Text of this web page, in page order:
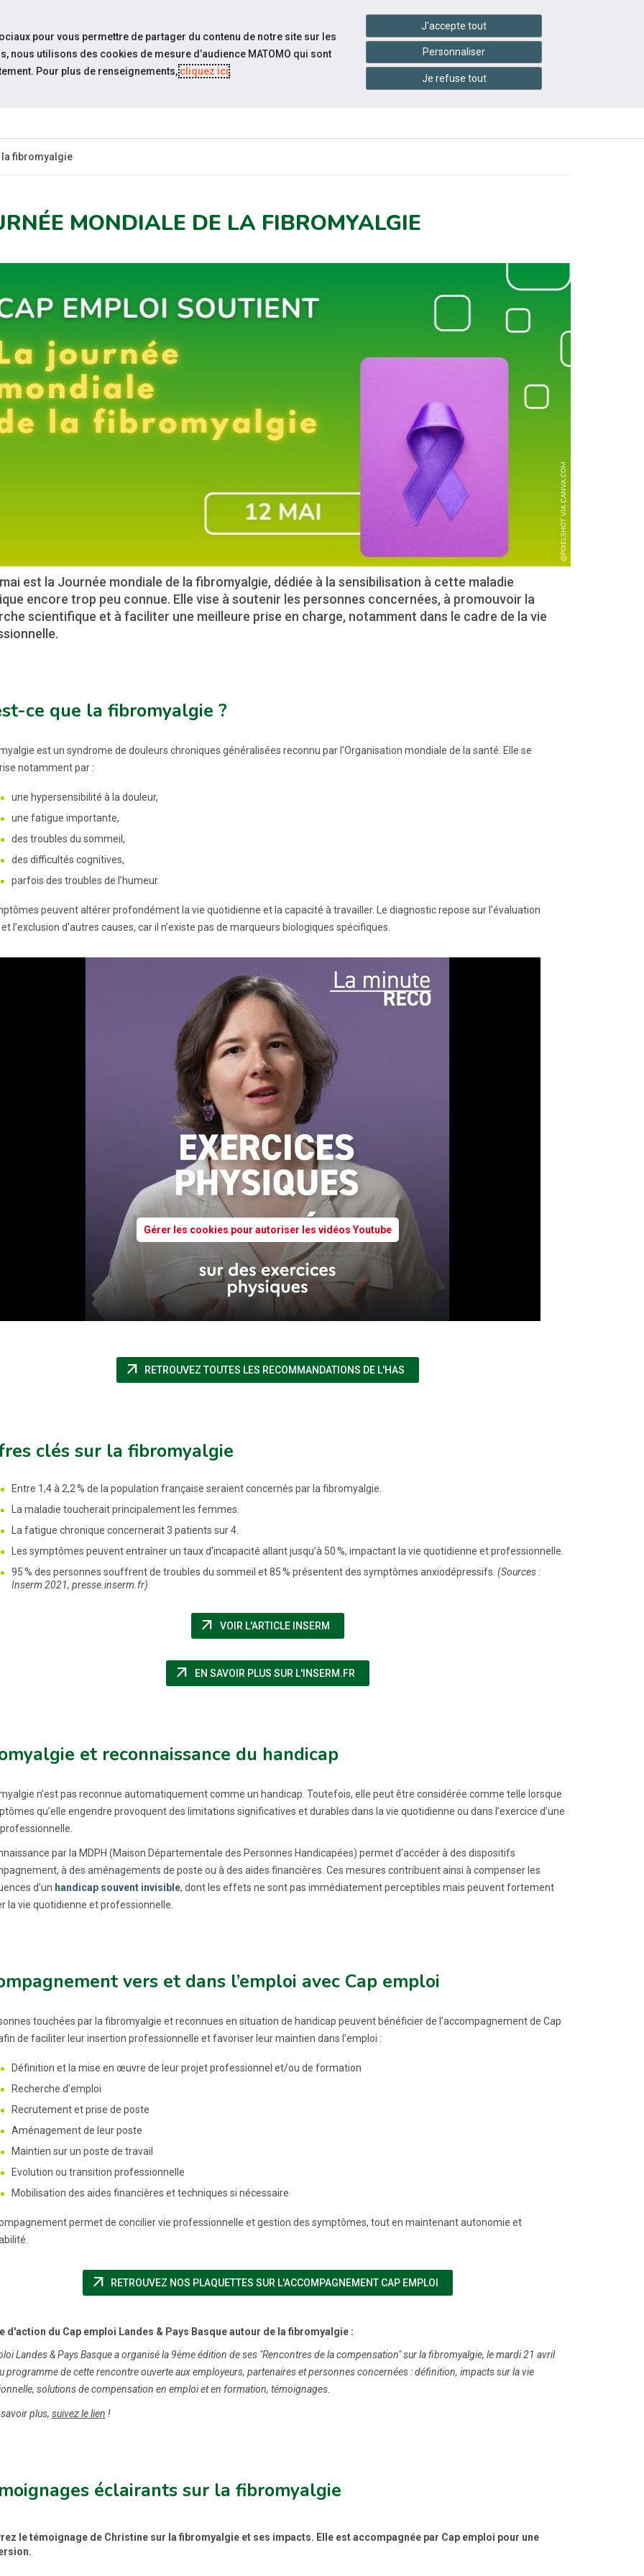
Accessibilité handshake Services en ligne
ESPACE
RESSOURCES
INFOS
PRATIQUES
NOUS
fibromyalgie
MONDIALE DE LA FIBROMYALGIE
est la Journée mondiale de la fibromyalgie, dédiée à la sensibilisation à cette maladie
encore trop peu connue. Elle vise à soutenir les personnes concernées, à promouvoir la
scientifique et à faciliter une meilleure prise en charge, notamment dans le cadre de la vie
ce que la fibromyalgie ?
est un syndrome de douleurs chroniques généralisées reconnu par l’Organisation mondiale de la santé. Elle se
notamment par :
une hypersensibilité à la douleur,
une fatigue importante,
des troubles du sommeil,
des difficultés cognitives,
parfois des troubles de l’humeur.
peuvent altérer profondément la vie quotidienne et la capacité à travailler. Le diagnostic repose sur l’évaluation
l’exclusion d’autres causes, car il n’existe pas de marqueurs biologiques spécifiques.
Gérer les cookies pour autoriser les vidéos Youtube
arrow_outward RETROUVEZ TOUTES LES RECOMMANDATIONS DE L'HAS
clés sur la fibromyalgie
Entre 1,4 à 2,2 % de la population française seraient concernés par la fibromyalgie.
La maladie toucherait principalement les femmes.
La fatigue chronique concernerait 3 patients sur 4.
Les symptômes peuvent entraîner un taux d’incapacité allant jusqu’à 50 %, impactant la vie quotidienne et professionnelle.
95 % des personnes souffrent de troubles du sommeil et 85 % présentent des symptômes anxiodépressifs. (Sources :
Inserm 2021, presse.inserm.fr)
arrow_outward VOIR L'ARTICLE INSERM(NOUVELLE FENÊTRE)
arrow_outward EN SAVOIR PLUS SUR L'INSERM.FR(NOUVELLE FENÊTRE)
et reconnaissance du handicap
n’est pas reconnue automatiquement comme un handicap. Toutefois, elle peut être considérée comme telle lorsque
qu’elle engendre provoquent des limitations significatives et durables dans la vie quotidienne ou dans l’exercice d’une
par la MDPH (Maison Départementale des Personnes Handicapées) permet d’accéder à des dispositifs
à des aménagements de poste ou à des aides financières. Ces mesures contribuent ainsi à compenser les
d’un handicap souvent invisible, dont les effets ne sont pas immédiatement perceptibles mais peuvent fortement
la vie quotidienne et professionnelle.
vers et dans l’emploi avec Cap emploi
touchées par la fibromyalgie et reconnues en situation de handicap peuvent bénéficier de l’accompagnement de Cap
de faciliter leur insertion professionnelle et favoriser leur maintien dans l’emploi :
Définition et la mise en œuvre de leur projet professionnel et/ou de formation
Recherche d’emploi
Recrutement et prise de poste
Aménagement de leur poste
Maintien sur un poste de travail
Evolution ou transition professionnelle
Mobilisation des aides financières et techniques si nécessaire
permet de concilier vie professionnelle et gestion des symptômes, tout en maintenant autonomie et
arrow_outward RETROUVEZ NOS PLAQUETTES SUR L'ACCOMPAGNEMENT CAP EMPLOI
d'action du Cap emploi Landes & Pays Basque autour de la fibromyalgie :
Landes & Pays Basque a organisé la 9ème édition de ses "Rencontres de la compensation" sur la fibromyalgie, le mardi 21 avril
programme de cette rencontre ouverte aux employeurs, partenaires et personnes concernées : définition, impacts sur la vie
solutions de compensation en emploi et en formation, témoignages.
plus, suivez le lien !
éclairants sur la fibromyalgie
le témoignage de Christine sur la fibromyalgie et ses impacts. Elle est accompagnée par Cap emploi pour une
pour vous permettre de partager du contenu de notre site sur les
nous utilisons des cookies de mesure d’audience MATOMO qui sont
Pour plus de renseignements,cliquez ici.
J'accepte tout
Personnaliser
Je refuse tout